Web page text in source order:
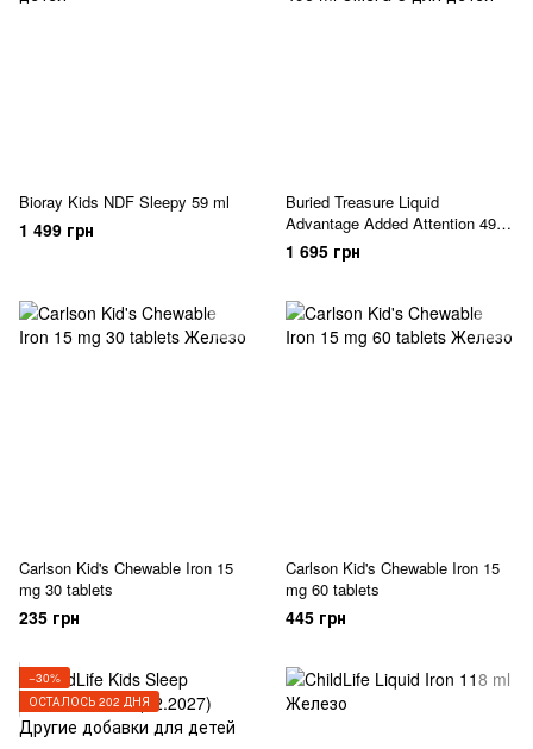
Bioray Kids NDF Sleepy 59 ml
1 499 грн
Buried Treasure Liquid
Advantage Added Attention 496
ml
1 695 грн
Carlson Kid's Chewable Iron 15
mg 30 tablets
235 грн
Carlson Kid's Chewable Iron 15
mg 60 tablets
445 грн
−30%
ОСТАЛОСЬ 202 ДНЯ